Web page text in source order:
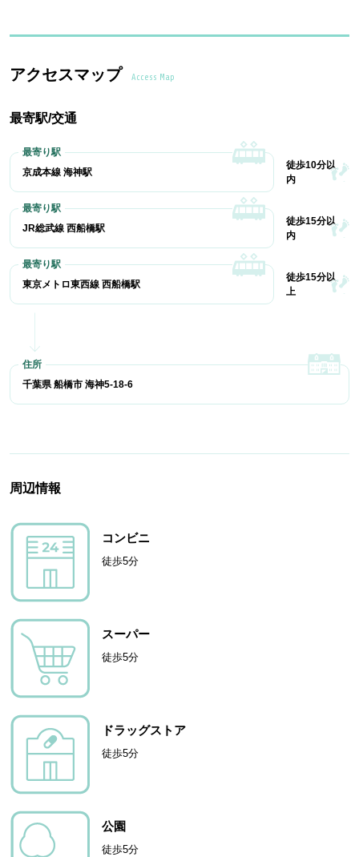
アクセスマップ Access Map
最寄駅/交通
京成本線 海神駅
徒歩10分以
内
JR総武線 西船橋駅
徒歩15分以
内
東京メトロ東西線 西船橋駅
徒歩15分以
上
千葉県 船橋市 海神5-18-6
周辺情報
コンビニ
徒歩5分
スーパー
徒歩5分
ドラッグストア
徒歩5分
公園
徒歩5分